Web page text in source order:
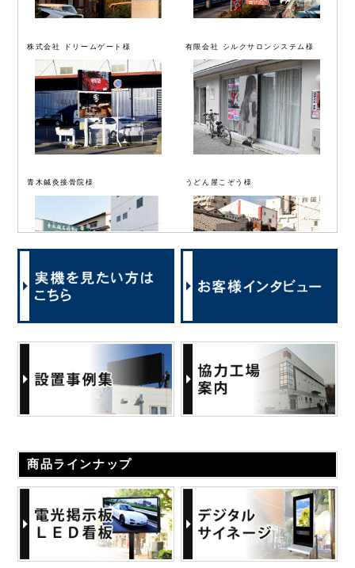
株式会社 ドリームゲート様 有限会社 シルクサロンシステム様
青木鍼灸接骨院様 うどん屋こぞう様
HONA 仙台様 パンパーネ 株式会社様
商品ラインナップ